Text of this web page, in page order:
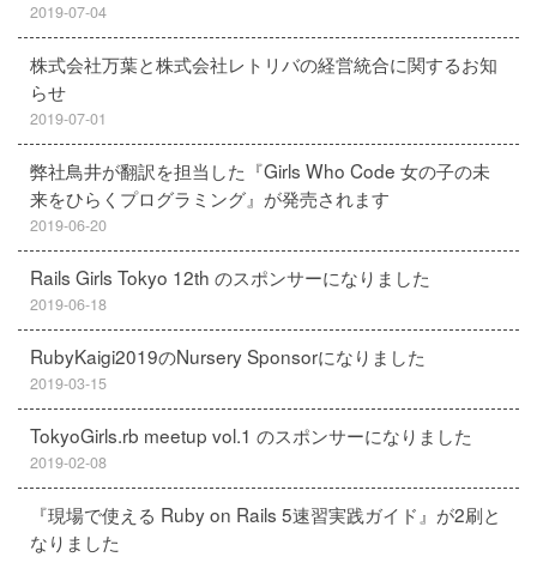
2019-07-04
株式会社万葉と株式会社レトリバの経営統合に関するお知
らせ
2019-07-01
弊社鳥井が翻訳を担当した『Girls Who Code 女の子の未
来をひらくプログラミング』が発売されます
2019-06-20
Rails Girls Tokyo 12th のスポンサーになりました
2019-06-18
RubyKaigi2019のNursery Sponsorになりました
2019-03-15
TokyoGirls.rb meetup vol.1 のスポンサーになりました
2019-02-08
『現場で使える Ruby on Rails 5速習実践ガイド』が2刷と
なりました